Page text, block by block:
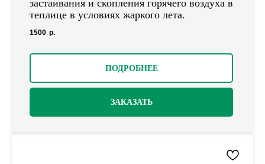
застаивания и скопления горячего воздуха в
теплице в условиях жаркого лета.
1500 р.
ПОДРОБНЕЕ
ЗАКАЗАТЬ